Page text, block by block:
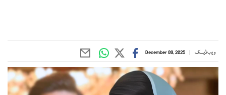
ویب ڈیسک December 09, 2025